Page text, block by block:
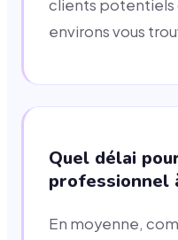
clients potentiels
environs vous
Quel délai
professionnel
En moyenne,